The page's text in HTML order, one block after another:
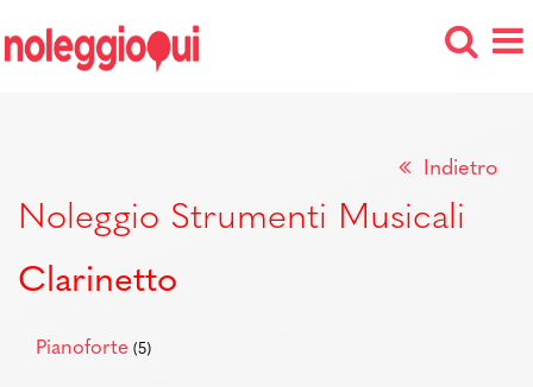
Indietro
Noleggio Strumenti Musicali
Clarinetto
Pianoforte (5)